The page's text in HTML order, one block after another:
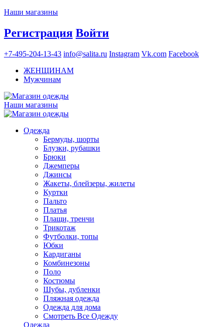
Наши магазины
Регистрация Войти
+7-495-204-13-43 info@salita.ru Instagram Vk.com Facebook
ЖЕНЩИНАМ
Мужчинам
Наши магазины
Одежда
Бермуды, шорты
Блузки, рубашки
Брюки
Джемперы
Джинсы
Жакеты, блейзеры, жилеты
Куртки
Пальто
Платья
Плащи, тренчи
Трикотаж
Футболки, топы
Юбки
Кардиганы
Комбинезоны
Поло
Костюмы
Шубы, дубленки
Пляжная одежда
Одежда для дома
Смотреть Все Одежду
Одежда